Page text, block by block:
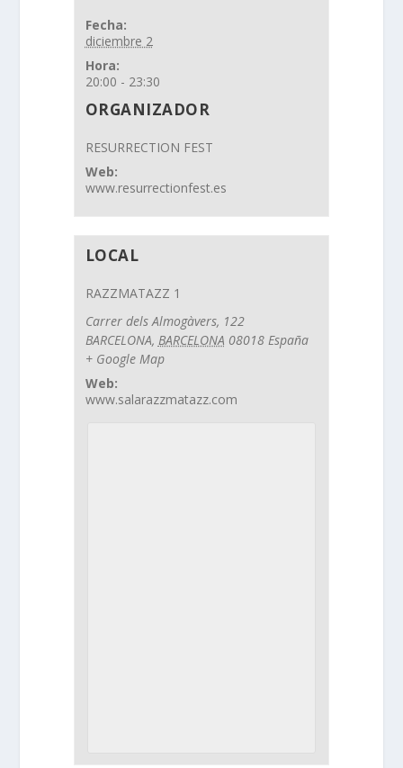
Fecha:
diciembre 2
Hora:
20:00 - 23:30
ORGANIZADOR
RESURRECTION FEST
Web:
www.resurrectionfest.es
LOCAL
RAZZMATAZZ 1
Carrer dels Almogàvers, 122
BARCELONA, BARCELONA 08018 España
+ Google Map
Web:
www.salarazzmatazz.com